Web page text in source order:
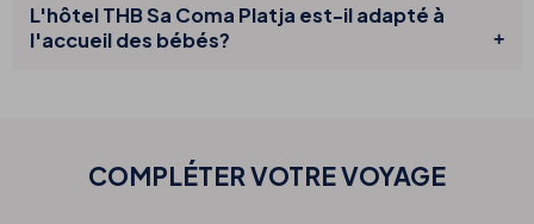
L'hôtel THB Sa Coma Platja est-il adapté à
l'accueil des bébés?
COMPLÉTER VOTREVOYAGE